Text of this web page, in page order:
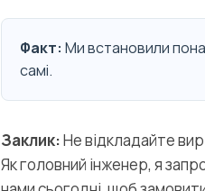
Факт: Ми встановили
самі.
Заклик:Не відкладайте
Як головний інженер, я